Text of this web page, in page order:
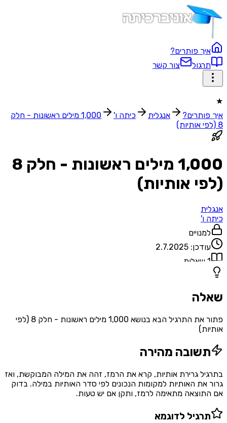
איך פותרים?
תרגול
צור קשר
★
איך פותרים?
אנגלית כיתה ו'
1,000 מילים ראשונות - חלק
8 (לפי אותיות)
1,000 מילים ראשונות - חלק 8
(לפי אותיות)
אנגלית
כיתה ו'
למנויים
עודכן: 2.7.2025
1 שאלות
שאלה
פתור את התרגיל הבא בנושא 1,000 מילים ראשונות - חלק 8 (לפי
אותיות)
תשובה מהירה
בתרגיל גרירת אותיות, קרא את הרמז, זהה את המילה המבוקשת, ואז
גרור את האותיות למקומות הנכונים לפי סדר האותיות במילה. בדוק
אם התוצאה מתאימה לרמז, ותקן אם יש טעות.
תרגיל לדוגמא